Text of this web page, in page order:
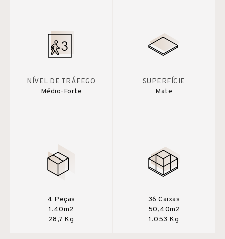
NÍVEL DE TRÁFEGO
Médio-Forte
SUPERFÍCIE
Mate
4 Peças
1.40m2
28,7 Kg
36 Caixas
50,40m2
1.053 Kg